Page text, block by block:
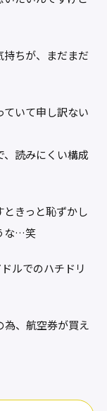
ちが、まだまだ
いて申し訳ない
読みにくい構成
きっと恥ずかし
な…笑
ルでのハチドリ
為、航空券が買え